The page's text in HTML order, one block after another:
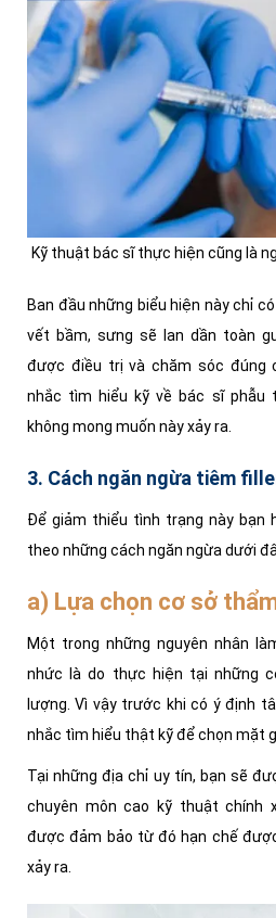
Kỹ thuật bác sĩ thực hiện cũng là
Ban đầu những biểu hiện này chỉ
vết bầm, sưng sẽ lan dần toàn
được điều trị và chăm sóc đúng
nhắc tìm hiểu kỹ về bác sĩ phẫu
không mong muốn này xảy ra.
3. Cách ngăn ngừa tiêm
Để giảm thiểu tình trạng này bạn
theo những cách ngăn ngừa dưới
a) Lựa chọn cơ sở
Một trong những nguyên nhân
nhức là do thực hiện tại những
lượng.Vì vậy trước khi có ý định
nhắc tìm hiểu thật kỹ để chọn mặt
Tại những địa chỉ uy tín, bạn sẽ
chuyên môn cao kỹ thuật chính
được đảm bảo từ đó hạn chế
xảy ra.